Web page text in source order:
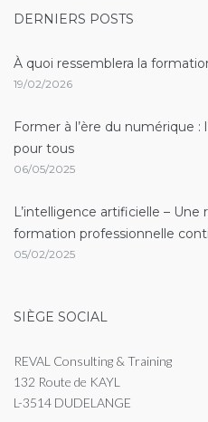
DERNIERS POSTS
À quoi ressemblera la
19/02/2026
Former à l’ère du numérique :
pour tous
06/05/2025
L’intelligence artificielle –
formation professionnelle
05/02/2025
SIÈGE SOCIAL
REVAL Consulting & Training
132 Route de KAYL
L-3514 DUDELANGE